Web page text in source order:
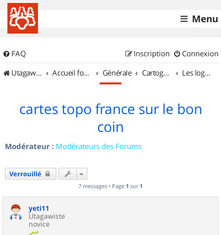
Menu
FAQ Connexion
Inscription
UtagawaVTT (Randos VTT et VTTAE avec traces GPS)
Accueil forum Générale Cartographie et GPS Les logiciels
cartes topo france sur le bon
coin
Modérateur : Modérateurs des Forums
Verrouillé
7 messages • Page 1 sur 1
yeti11
Utagawiste
novice